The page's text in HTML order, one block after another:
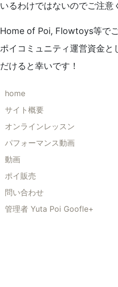
いるわけではないのでご注意
Home of Poi, Flowtoys等で
ポイコミュニティ運営資金
だけると幸いです！
home
サイト概要
オンラインレッスン
パフォーマンス動画
動画
ポイ販売
問い合わせ
管理者 Yuta Poi Goofle+